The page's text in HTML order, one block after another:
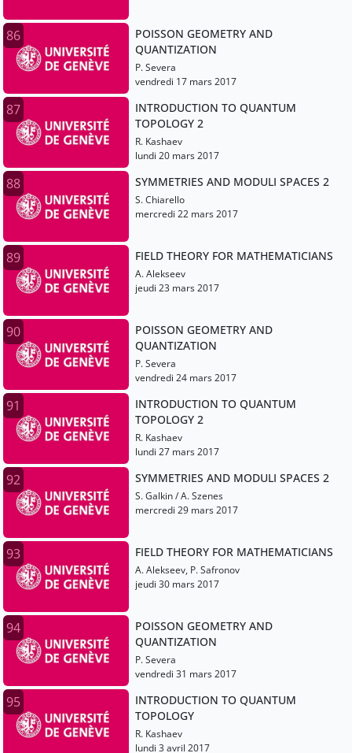
86
POISSON GEOMETRY AND
QUANTIZATION
P. Severa
vendredi 17 mars 2017
87
INTRODUCTION TO QUANTUM
TOPOLOGY 2
R. Kashaev
lundi 20 mars 2017
88 SYMMETRIES AND MODULI SPACES 2
S. Chiarello
mercredi 22 mars 2017
89 FIELD THEORY FOR MATHEMATICIANS
A. Alekseev
jeudi 23 mars 2017
90
POISSON GEOMETRY AND
QUANTIZATION
P. Severa
vendredi 24 mars 2017
91
INTRODUCTION TO QUANTUM
TOPOLOGY 2
R. Kashaev
lundi 27 mars 2017
92 SYMMETRIES AND MODULI SPACES 2
S. Galkin / A. Szenes
mercredi 29 mars 2017
93 FIELD THEORY FOR MATHEMATICIANS
A. Alekseev, P. Safronov
jeudi 30 mars 2017
94
POISSON GEOMETRY AND
QUANTIZATION
P. Severa
vendredi 31 mars 2017
95
INTRODUCTION TO QUANTUM
TOPOLOGY
R. Kashaev
lundi 3 avril 2017